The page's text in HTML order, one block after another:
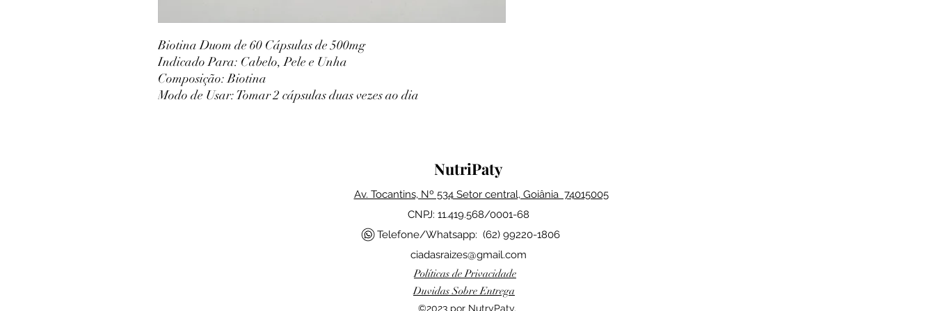
Biotina Duom de 60 Cápsulas de 500mg
Indicado Para: Cabelo, Pele e Unha
Composição: Biotina
Modo de Usar: Tomar 2 cápsulas duas vezes ao dia
NutriPaty
Av. Tocantins, Nº 534 Setor central, Goiânia 74015005
CNPJ: 11.419.568/0001-68
Telefone/Whatsapp: (62) 99220-1806
ciadasraizes@gmail.com
Políticas de Privacidade
Duvidas Sobre Entrega
©2023 por NutryPaty.